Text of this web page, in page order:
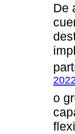
De
o